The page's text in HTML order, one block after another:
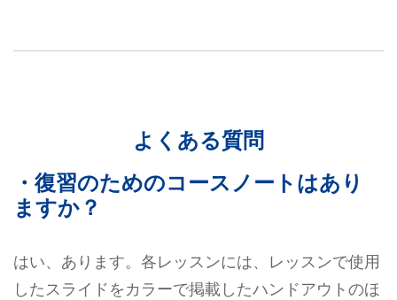
よくある質問
・復習のためのコースノートはあり
ますか？
はい、あります。各レッスンには、レッスンで使用
したスライドをカラーで掲載したハンドアウトのほ